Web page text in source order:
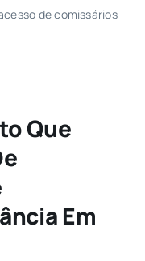
de comissários
Que
Em